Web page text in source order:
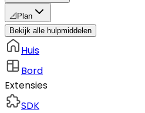
📐 Plan
Bekijk alle hulpmiddelen
Huis
Bord
Extensies
SDK